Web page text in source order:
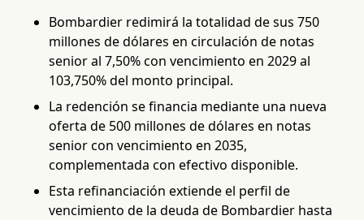
Bombardier redimirá la totalidad de sus 750
millones de dólares en circulación de notas
senior al 7,50% con vencimiento en 2029 al
103,750% del monto principal.
La redención se financia mediante una nueva
oferta de 500 millones de dólares en notas
senior con vencimiento en 2035,
complementada con efectivo disponible.
Esta refinanciación extiende el perfil de
vencimiento de la deuda de Bombardier hasta